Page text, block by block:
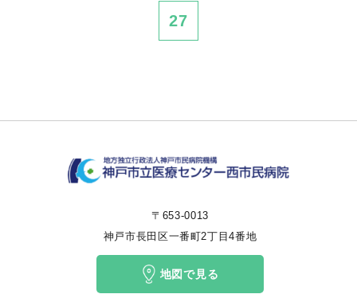
27
〒653-0013
神戸市長田区一番町2丁目4番地
地図で見る